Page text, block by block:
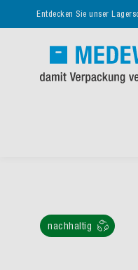
Entdecken Sie unser
nachhaltig